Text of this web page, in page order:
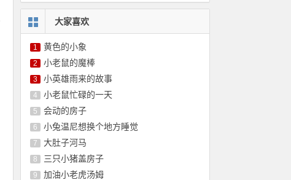
大家喜欢
1 黄色的小象
2 小老鼠的魔棒
3 小英雄雨来的故事
4 小老鼠忙碌的一天
5 会动的房子
6 小兔温尼想换个地方睡觉
7 大肚子河马
8 三只小猪盖房子
9 加油小老虎汤姆